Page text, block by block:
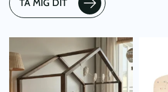
TA MIG DIT